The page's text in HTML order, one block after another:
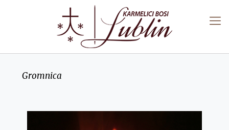
Gromnica